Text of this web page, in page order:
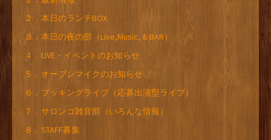
２．本日のランチBOX
３．本日の夜の部（Live,Music, & BAR）
４．LIVE・イベントのお知らせ
５．オープンマイクのお知らせ
６．ブッキングライブ（応募出演型ライブ）
７．サロンゴ雑音部（いろんな情報）
８．STAFF募集